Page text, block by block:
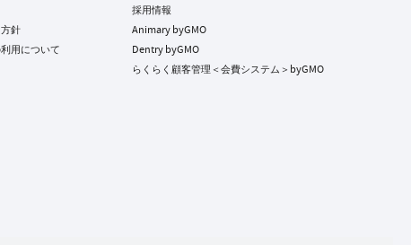
針
用について
採用情報
Animary byGMO
Dentry byGMO
らくらく顧客管理＜会費システム＞byGMO